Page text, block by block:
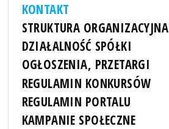
KONTAKT
STRUKTURA ORGANIZACYJNA
DZIAŁALNOŚĆ SPÓŁKI
OGŁOSZENIA, PRZETARGI
REGULAMIN KONKURSÓW
REGULAMIN PORTALU
KAMPANIE SPOŁECZNE